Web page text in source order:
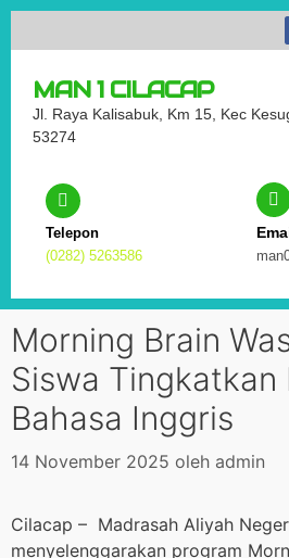
MAN 1 CILACAP
Jl. Raya Kalisabuk, Km 15, Kec
53274
Telepon
(0282) 5263586
Morning Brain
Siswa Tingkatkan
Bahasa Inggris
14 November 2025 oleh admin
Cilacap – Madrasah Aliyah
menyelenggarakan program